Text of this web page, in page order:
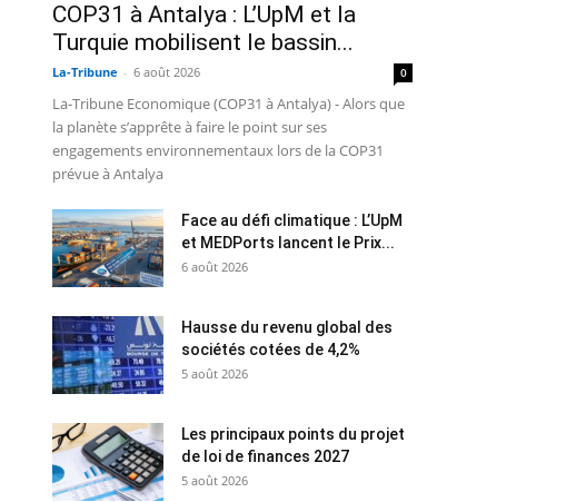
COP31 à Antalya : L’UpM et la
Turquie mobilisent le bassin...
La-Tribune - 6 août 2026 0
La-Tribune Economique (COP31 à Antalya) - Alors que
la planète s’apprête à faire le point sur ses
engagements environnementaux lors de la COP31
prévue à Antalya
Face au défi climatique : L’UpM
et MEDPorts lancent le Prix...
6 août 2026
Hausse du revenu global des
sociétés cotées de 4,2%
5 août 2026
Les principaux points du projet
de loi de finances 2027
5 août 2026